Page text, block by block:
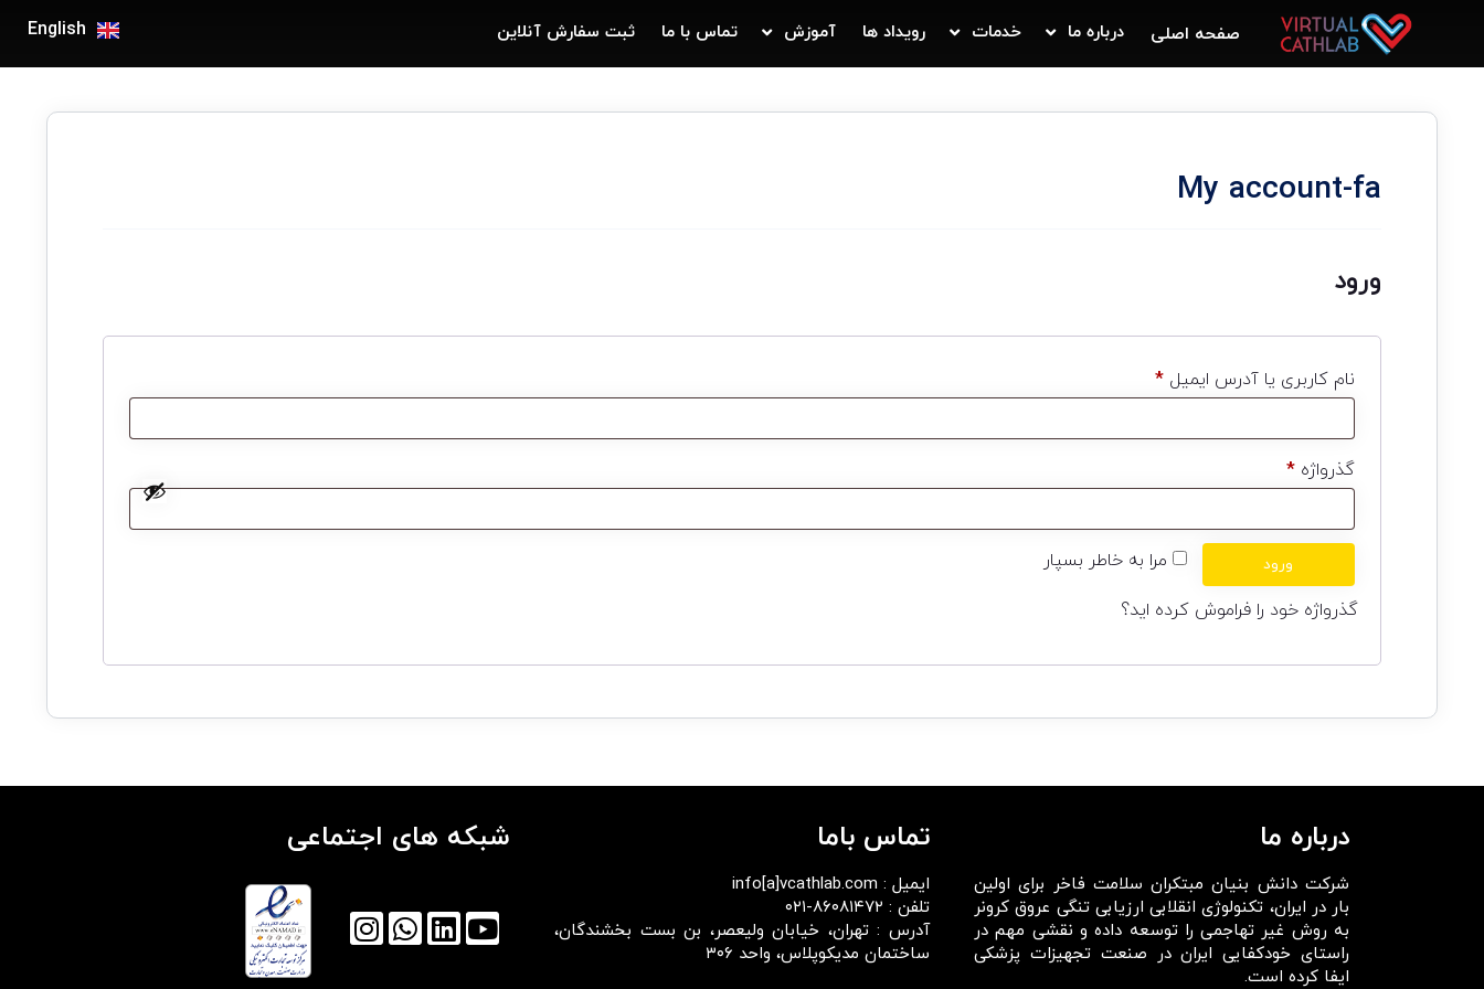
صفحه اصلی درباره ما خدمات رویداد ها آموزش تماس با ما ثبت سفارش آنلاین English
My account-fa
ورود
نام کاربری یا آدرس ایمیل*
گذرواژه*
مرا به خاطر بسپار ورود
گذرواژه خود را فراموش کرده اید؟
درباره ما
شرکت دانش بنیان مبتکران سلامت فاخر برای اولین
بار در ایران، تکنولوژی انقلابی ارزیابی تنگی عروق کرونر
به روش غیر تهاجمی را توسعه داده و نقشی مهم در
راستای خودکفایی ایران در صنعت تجهیزات پزشکی
ایفا کرده است.
تماس باما
ایمیل : info[a]vcathlab.com
تلفن : ۸۶۰۸۱۴۷۲-۰۲۱
آدرس : تهران، خیابان ولیعصر، بن بست بخشندگان،
ساختمان مدیکوپلاس، واحد ۳۰۶
شبکه های اجتماعی